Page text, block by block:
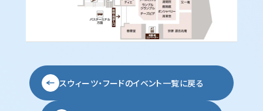
スウィーツ・フードのイベント一覧に戻る